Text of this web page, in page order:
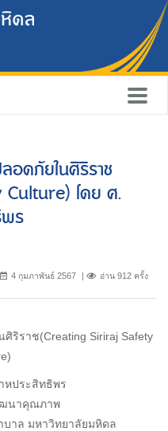
อดภัยในศิริราช
โดย ศ.
ร
4 กุมภาพันธ์ 2567 อ่าน 912 ครั้ง
ริราช(Creating Siriraj Safety
หประสิทธิพร
นาคุณภาพ
าล มหาวิทยาลัยมหิดล